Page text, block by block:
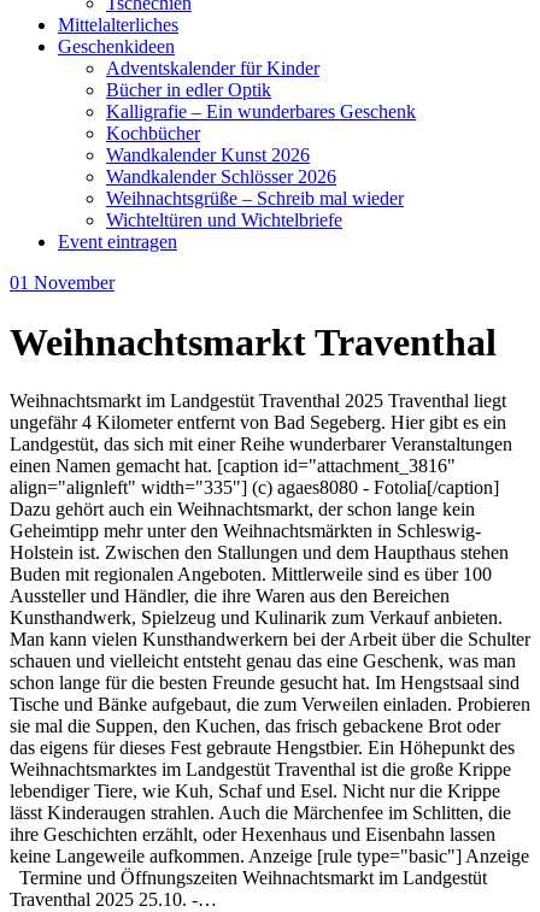
Mittelalterliches
Geschenkideen
Adventskalender für Kinder
Bücher in edler Optik
Kalligrafie – Ein wunderbares Geschenk
Kochbücher
Wandkalender Kunst 2026
Wandkalender Schlösser 2026
Weihnachtsgrüße – Schreib mal wieder
Wichteltüren und Wichtelbriefe
Event eintragen
01 November
Weihnachtsmarkt Traventhal
Weihnachtsmarkt im Landgestüt Traventhal 2025 Traventhal liegt
ungefähr 4 Kilometer entfernt von Bad Segeberg. Hier gibt es ein
Landgestüt, das sich mit einer Reihe wunderbarer Veranstaltungen
einen Namen gemacht hat. [caption id="attachment_3816"
align="alignleft" width="335"] (c) agaes8080 - Fotolia[/caption]
Dazu gehört auch ein Weihnachtsmarkt, der schon lange kein
Geheimtipp mehr unter den Weihnachtsmärkten in Schleswig-
Holstein ist. Zwischen den Stallungen und dem Haupthaus stehen
Buden mit regionalen Angeboten. Mittlerweile sind es über 100
Aussteller und Händler, die ihre Waren aus den Bereichen
Kunsthandwerk, Spielzeug und Kulinarik zum Verkauf anbieten.
Man kann vielen Kunsthandwerkern bei der Arbeit über die Schulter
schauen und vielleicht entsteht genau das eine Geschenk, was man
schon lange für die besten Freunde gesucht hat. Im Hengstsaal sind
Tische und Bänke aufgebaut, die zum Verweilen einladen. Probieren
sie mal die Suppen, den Kuchen, das frisch gebackene Brot oder
das eigens für dieses Fest gebraute Hengstbier. Ein Höhepunkt des
Weihnachtsmarktes im Landgestüt Traventhal ist die große Krippe
lebendiger Tiere, wie Kuh, Schaf und Esel. Nicht nur die Krippe
lässt Kinderaugen strahlen. Auch die Märchenfee im Schlitten, die
ihre Geschichten erzählt, oder Hexenhaus und Eisenbahn lassen
keine Langeweile aufkommen. Anzeige [rule type="basic"] Anzeige
Termine und Öffnungszeiten Weihnachtsmarkt im Landgestüt
Traventhal 2025 25.10. -…